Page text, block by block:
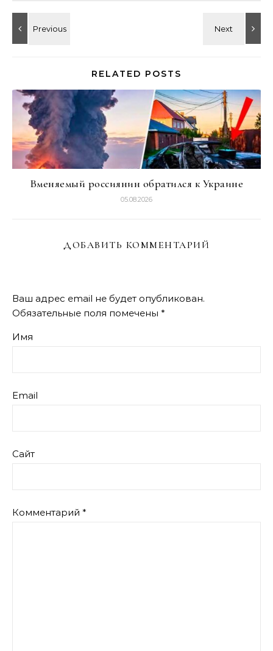
RELATED POSTS
Вменяемый россиянин обратился к Украине
05.08.2026
ДОБАВИТЬ КОММЕНТАРИЙ
Ваш адрес email не будет опубликован.
Обязательные поля помечены *
Имя
Email
Сайт
Комментарий *